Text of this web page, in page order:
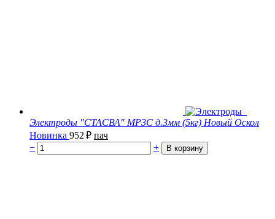
Электроды "СТАСВА" МР3С д.3мм (5кг) Новый Оскол
Новинка 952 ₽ пач
−
+